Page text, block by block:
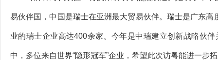
易伙伴国，中国是瑞士在亚洲最大贸易伙伴。瑞士是广东
业的瑞士企业高达400余家。今年是中瑞建立创新战略伙
中，多位来自世界“隐形冠军”企业，希望此次访粤能进一步